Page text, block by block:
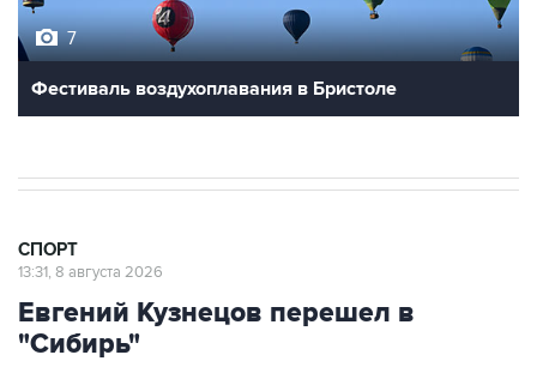
7
Фестиваль воздухоплавания в Бристоле
СПОРТ
13:31, 8 августа 2026
Евгений Кузнецов перешел в
"Сибирь"